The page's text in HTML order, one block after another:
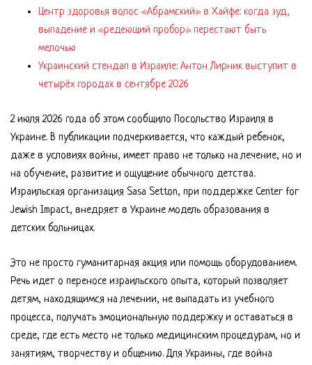
Центр здоровья волос «Абрaмский» в Хайфе: когда зуд,
выпадение и «редеющий пробор» перестают быть
мелочью
Украинский стендап в Израиле: Антон Лирник выступит в
четырёх городах в сентябре 2026
2 июля 2026 года об этом сообщило Посольство Израиля в
Украине. В публикации подчеркивается, что каждый ребенок,
даже в условиях войны, имеет право не только на лечение, но и
на обучение, развитие и ощущение обычного детства.
Израильская организация Sasa Setton, при поддержке Center for
Jewish Impact, внедряет в Украине модель образования в
детских больницах.
Это не просто гуманитарная акция или помощь оборудованием.
Речь идет о переносе израильского опыта, который позволяет
детям, находящимся на лечении, не выпадать из учебного
процесса, получать эмоциональную поддержку и оставаться в
среде, где есть место не только медицинским процедурам, но и
занятиям, творчеству и общению. Для Украины, где война